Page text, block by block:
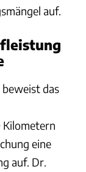
auf.
das
eine
auf. Dr.